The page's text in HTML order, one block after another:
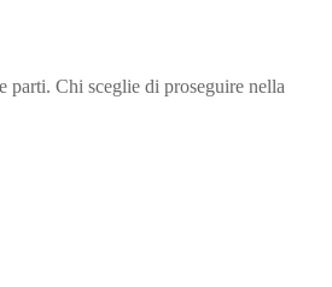
parti. Chi sceglie di proseguire nella